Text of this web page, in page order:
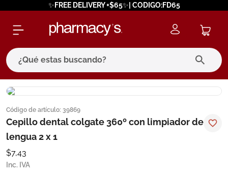
✨FREE DELIVERY +$65✨| CODIGO:FD65
¿Qué estas buscando?
Código de artículo: 39869
Cepillo dental colgate 360º con limpiador de
lengua 2 x 1
$7,43
Inc. IVA
términos más buscados
1. eucerin
4.